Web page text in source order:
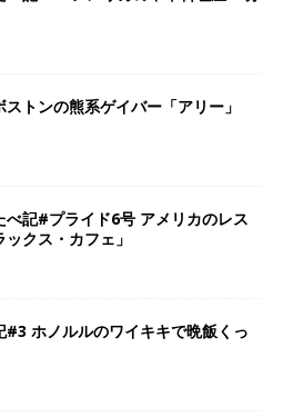
トンの熊系ゲイバー「アリー」
べ記#プライド6号 アメリカのレス
ックス・カフェ」
#3 ホノルルのワイキキで晩飯くっ